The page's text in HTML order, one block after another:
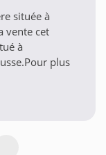
située à
vente cet
à
plus